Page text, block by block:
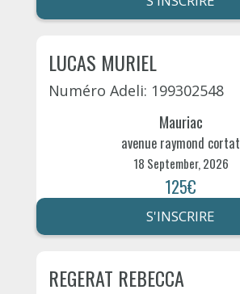
LUCAS MURIEL
Numéro Adeli: 199302548
Mauriac
avenue raymond cortat
18 September, 2026
125€
S'INSCRIRE
REGERAT REBECCA